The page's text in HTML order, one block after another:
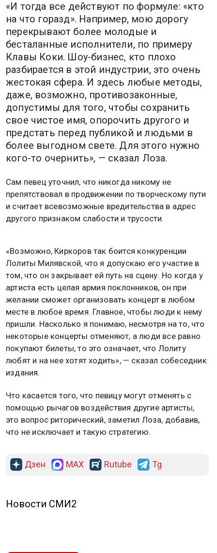
«И тогда все действуют по формуле: «кто
на что горазд». Например, мою дорогу
перекрывают более молодые и
бесталанные исполнители, по примеру
Клавы Коки. Шоу-бизнес, кто плохо
разбирается в этой индустрии, это очень
жестокая сфера. И здесь любые методы,
даже, возможно, противозаконные,
допустимы для того, чтобы сохранить
свое чистое имя, опорочить другого и
предстать перед публикой и людьми в
более выгодном свете. Для этого нужно
кого-то очернить», — сказал Лоза.
Сам певец уточнил, что никогда никому не
препятствовал в продвижении по творческому пути
и считает всевозможные вредительства в адрес
другого признаком слабости и трусости.
«Возможно, Киркоров так боится конкуренции
Лолиты Милявской, что я допускаю его участие в
том, что он закрывает ей путь на сцену. Но когда у
артиста есть целая армия поклонников, он при
желании сможет организовать концерт в любом
месте в любое время. Главное, чтобы люди к нему
пришли. Насколько я понимаю, несмотря на то, что
некоторые концерты отменяют, а люди все равно
покупают билеты, то это означает, что Лолиту
любят и на нее хотят ходить», — сказал собеседник
издания.
Что касается того, что певицу могут отменять с
помощью рычагов воздействия другие артисты,
это вопрос риторический, заметил Лоза, добавив,
что не исключает и такую стратегию.
Дзен MAX Rutube Tg
Новости СМИ2